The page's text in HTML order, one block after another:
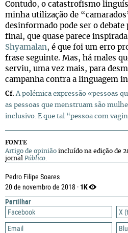
Pedro Filipe Soares
20 de novembro de 2018 · 1K
Partilhar
Facebook
X
Email
Contudo, o catastrofismo
minha utilização de
desinformado pode ser o
final, que quase parece
Shyamalan, é que foi um erro
frase seguinte. Mas, há males
serviu, uma vez mais, para
campanha contra a linguagem
Cf. A polémica expressão «pessoas
as pessoas que menstruam são
inclusivo. E que tal “pessoa com
FONTE
Artigo de opinião incluído na edição de
jornal
Público